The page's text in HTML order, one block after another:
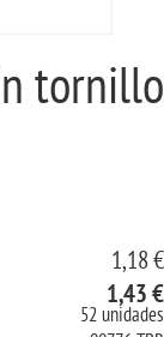
tornillo
1,18 €
1,43 €
52 unidades